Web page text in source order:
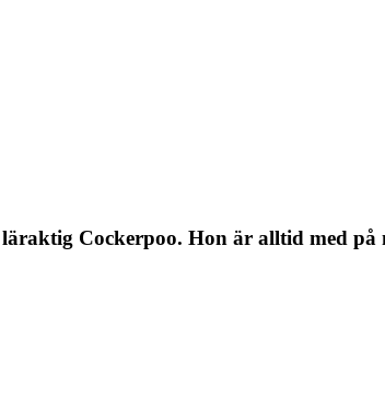
Cockerpoo. Hon är alltid med på